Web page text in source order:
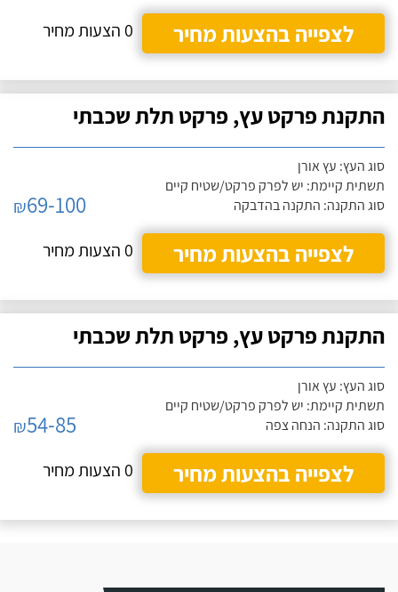
לצפייה בהצעות מחיר
0 הצעות מחיר
התקנת פרקט עץ, פרקט תלת שכבתי
סוג העץ: עץ אורן
תשתית קיימת: יש לפרק פרקט/שטיח קיים
סוג התקנה: התקנה בהדבקה
₪69-100
לצפייה בהצעות מחיר
0 הצעות מחיר
התקנת פרקט עץ, פרקט תלת שכבתי
סוג העץ: עץ אורן
תשתית קיימת: יש לפרק פרקט/שטיח קיים
סוג התקנה: הנחה צפה
₪54-85
לצפייה בהצעות מחיר
0 הצעות מחיר